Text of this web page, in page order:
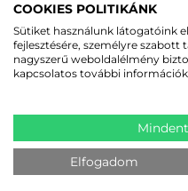
Max. tekercsátmérő
200
Cséveméret
25 mm
Interfész
USB,
Garancia
12
NEM EZ A
AZebra ZT230optimális
: Csomagazonosító
nyomtatása. - Gyártás :
COOKIES POLITIKÁNK
Sütiket használunk látogatóink
fejlesztésére, személyre szabott
nagyszerű weboldalélmény
kapcsolatos további
Elfogadom